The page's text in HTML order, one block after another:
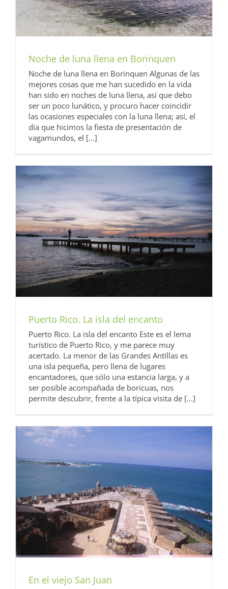
Noche de luna llena en Borinquen
Noche de luna llena en Borinquen Algunas de las
mejores cosas que me han sucedido en la vida
han sido en noches de luna llena, así que debo
ser un poco lunático, y procuro hacer coincidir
las ocasiones especiales con la luna llena; así, el
día que hicimos la fiesta de presentación de
vagamundos, el [...]
Puerto Rico. La isla del encanto
Puerto Rico. La isla del encanto Este es el lema
turístico de Puerto Rico, y me parece muy
acertado. La menor de las Grandes Antillas es
una isla pequeña, pero llena de lugares
encantadores, que sólo una estancia larga, y a
ser posible acompañada de boricuas, nos
permite descubrir, frente a la típica visita de [...]
En el viejo San Juan